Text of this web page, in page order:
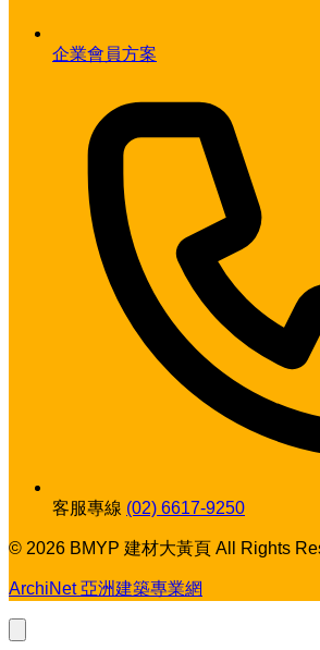
企業會員方案
客服專線 (02) 6617-9250
© 2026 BMYP 建材大黃頁 All Rights
ArchiNet 亞洲建築專業網